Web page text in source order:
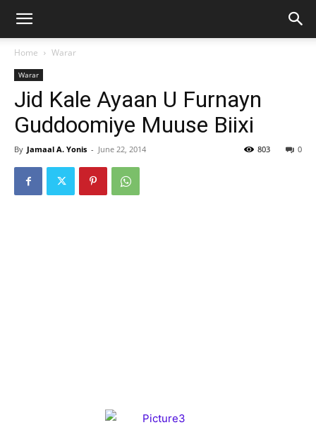
Home Warar
Warar
Jid Kale Ayaan U Furnayn
Guddoomiye Muuse Biixi
By Jamaal A. Yonis - June 22, 2014 0
803